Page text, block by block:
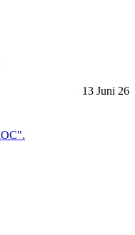
13 Juni 26